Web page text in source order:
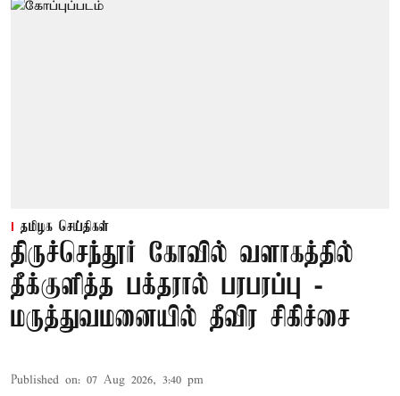
தமிழக செய்திகள்
திருச்செந்தூர் கோவில் வளாகத்தில்
தீக்குளித்த பக்தரால் பரபரப்பு -
மருத்துவமனையில் தீவிர சிகிச்சை
Published on: 07 Aug 2026, 3:40 pm